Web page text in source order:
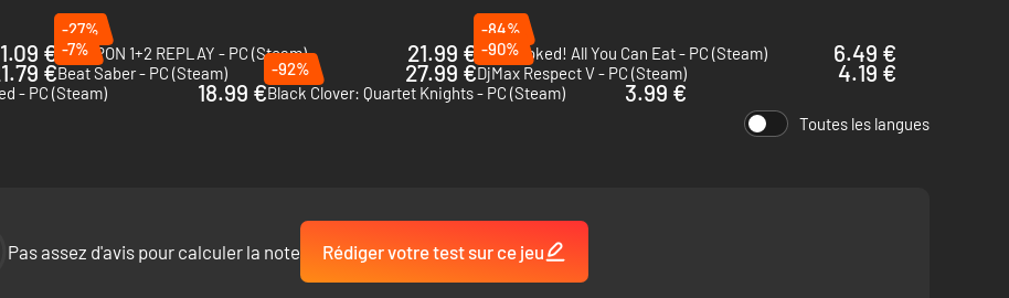
1.09 €
-27%
PATAPON 1+2 REPLAY - PC (Steam)
21.99 €
-84%
Overcooked! All You Can Eat - PC (Steam)
6.49 €
€
-7%
Beat Saber - PC (Steam)
27.99 €
-90%
DjMax Respect V - PC (Steam)
4.19 €
- PC (Steam)
18.99 €
-92%
Black Clover: Quartet Knights - PC (Steam)
3.99 €
Toutes les langues
Pas assez d'avis pour calculer la note Rédiger votre test sur ce jeu